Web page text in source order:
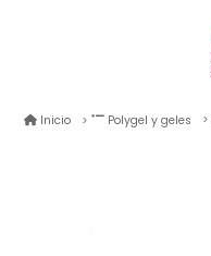
Inicio Polygel y geles